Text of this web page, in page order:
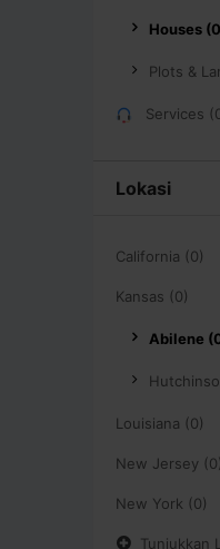
Houses
Plots &
Services
Lokasi
California (0)
Kansas (0)
Abilene
Louisiana (0)
New Jersey (0)
New York (0)
Tunjukkan